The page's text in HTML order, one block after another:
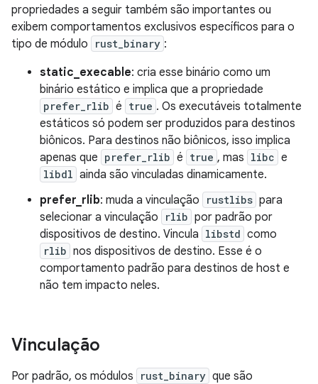
propriedades a seguir também são importantes ou
exibem comportamentos exclusivos específicos para o
tipo de módulo
rust_binary :
static_execable: cria esse binário como um
binário estático e implica que a propriedade
prefer_rlib é true . Os executáveis totalmente
estáticos só podem ser produzidos para destinos
biônicos. Para destinos não biônicos, isso implica
apenas que prefer_rlib é true , mas libc e
libdl ainda são vinculadas dinamicamente.
prefer_rlib: muda a vinculação rustlibs para
selecionar a vinculação
rlib por padrão por
dispositivos de destino. Vincula libstd como
rlib nos dispositivos de destino. Esse é o
comportamento padrão para destinos de host e
não tem impacto neles.
Vinculação
Por padrão, os módulos rust_binary que são